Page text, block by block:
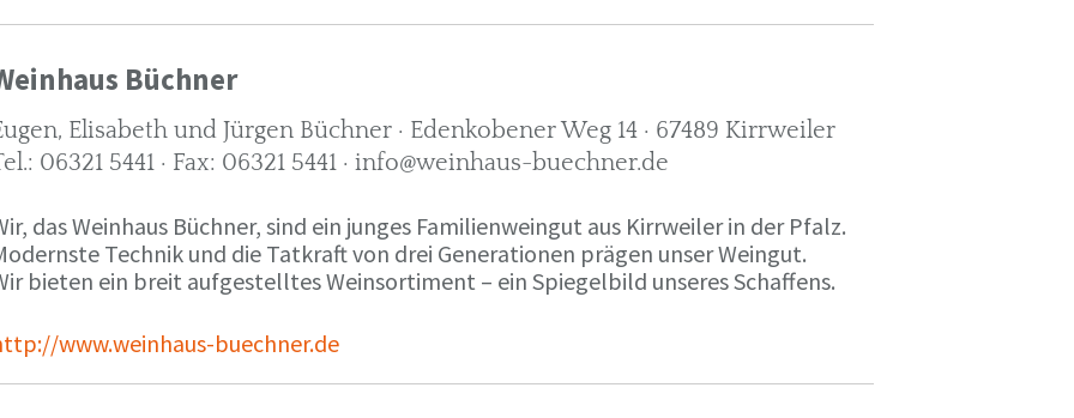
Büchner
Elisabeth und Jürgen Büchner · Edenkobener Weg 14 · 67489 Kirrweiler
06321 5441 · Fax: 06321 5441 · info@weinhaus-buechner.de
das Weinhaus Büchner, sind ein junges Familienweingut aus Kirrweiler in der Pfalz.
Technik und die Tatkraft von drei Generationen prägen unser Weingut.
bieten ein breit aufgestelltes Weinsortiment – ein Spiegelbild unseres Schaffens.
www.weinhaus-buechner.de